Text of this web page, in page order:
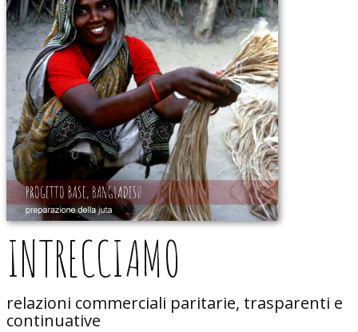
INTRECCIAMO
relazioni commerciali paritarie, trasparenti e
continuative